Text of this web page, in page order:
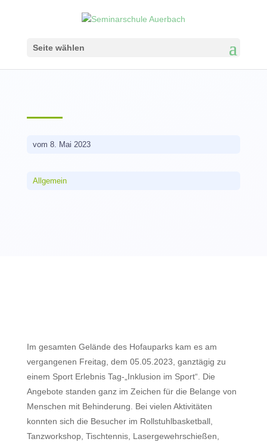
Seite wählen
vom 8. Mai 2023
Allgemein
Im gesamten Gelände des Hofauparks kam es am
vergangenen Freitag, dem 05.05.2023, ganztägig zu
einem Sport Erlebnis Tag-„Inklusion im Sport“. Die
Angebote standen ganz im Zeichen für die Belange von
Menschen mit Behinderung. Bei vielen Aktivitäten
konnten sich die Besucher im Rollstuhlbasketball,
Tanzworkshop, Tischtennis, Lasergewehrschießen,